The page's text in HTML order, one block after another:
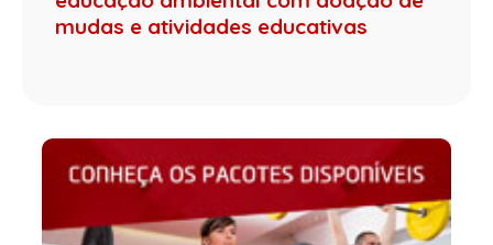
mudas e atividades educativas